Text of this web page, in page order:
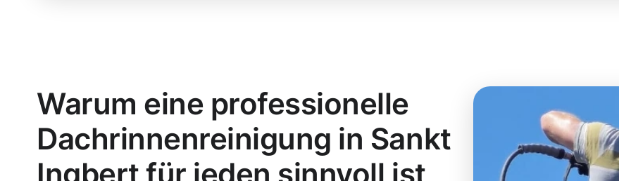
Warum eine professionelle
Dachrinnenreinigung in Sankt
Ingbert für jeden sinnvoll ist